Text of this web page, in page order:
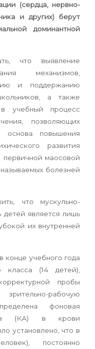
(сердца, нервно-
и других) берут
доминантной
что выявление
механизмов,
и поддержанию
а также
в учебный процесс
позволяющих
основа повышения
развития
первичной маосовой
болезней
что мускульно-
является лишь
их внутренней
конце учебного года
(14 детей),
пробы
рабочую
фоновая
(КА) в крови
установлено, что в
постоянно